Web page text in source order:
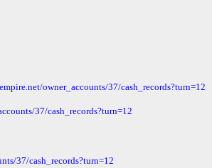
owner_accounts/37/cash_records?turn=12
37/cash_records?turn=12
37/cash_records?turn=12